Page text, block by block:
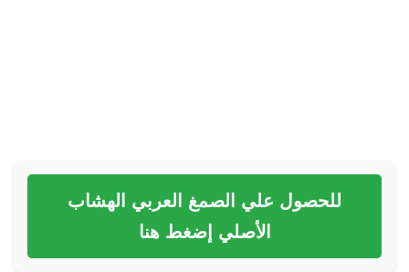
للحصول علي الصمغ العربي الهشاب
الأصلي إضغط هنا